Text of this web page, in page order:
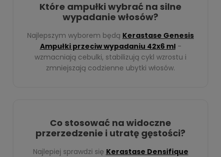
Które ampułki wybrać na silne
wypadanie włosów?
Najlepszym wyborem będą Kerastase Genesis
Ampułki przeciw wypadaniu 42x6 ml-
wzmacniają cebulki, stabilizują cykl wzrostu i
zmniejszają codzienne ubytki włosów.
Co stosować na widoczne
przerzedzenie i utratę gęstości?
Najlepiej sprawdzi się Kerastase Densifique